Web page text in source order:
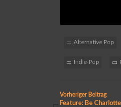
Alternative Pop
Indie-Pop
Vorheriger Beitrag
Feature: Be Charlotte